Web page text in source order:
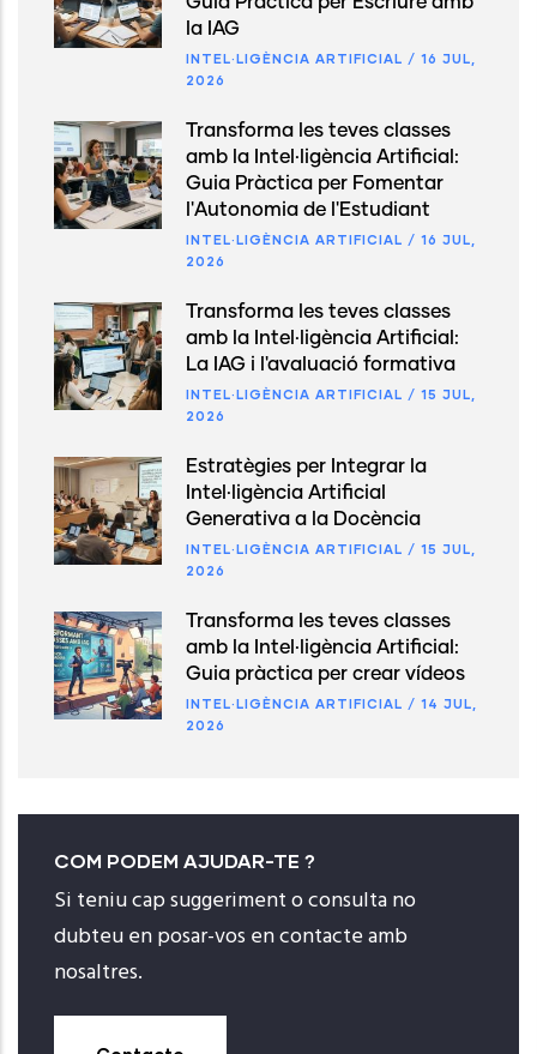
la IAG
INTEL·LIGÈNCIA ARTIFICIAL / 16 JUL,
2026
Transforma les teves classes
amb la Intel·ligència Artificial:
Guia Pràctica per Fomentar
l'Autonomia de l'Estudiant
INTEL·LIGÈNCIA ARTIFICIAL / 16 JUL,
2026
Transforma les teves classes
amb la Intel·ligència Artificial:
La IAG i l'avaluació formativa
INTEL·LIGÈNCIA ARTIFICIAL / 15 JUL,
2026
Estratègies per Integrar la
Intel·ligència Artificial
Generativa a la Docència
INTEL·LIGÈNCIA ARTIFICIAL / 15 JUL,
2026
Transforma les teves classes
amb la Intel·ligència Artificial:
Guia pràctica per crear vídeos
INTEL·LIGÈNCIA ARTIFICIAL / 14 JUL,
2026
COM PODEM AJUDAR-TE ?
Si teniu cap suggeriment o consulta no
dubteu en posar-vos en contacte amb
nosaltres.